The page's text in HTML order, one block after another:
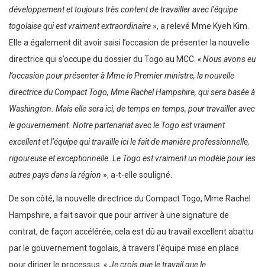
développement et toujours très content de travailler avec l’équipe
togolaise qui est vraiment extraordinaire », a relevé Mme Kyeh Kim.
Elle a également dit avoir saisi l’occasion de présenter la nouvelle
directrice qui s’occupe du dossier du Togo au MCC. « Nous avons eu
l’occasion pour présenter à Mme le Premier ministre, la nouvelle
directrice du Compact Togo, Mme Rachel Hampshire, qui sera basée à
Washington. Mais elle sera ici, de temps en temps, pour travailler avec
le gouvernement. Notre partenariat avec le Togo est vraiment
excellent et l’équipe qui travaille ici le fait de manière professionnelle,
rigoureuse et exceptionnelle. Le Togo est vraiment un modèle pour les
autres pays dans la région », a-t-elle souligné.
De son côté, la nouvelle directrice du Compact Togo, Mme Rachel
Hampshire, a fait savoir que pour arriver à une signature de
contrat, de façon accélérée, cela est dû au travail excellent abattu
par le gouvernement togolais, à travers l’équipe mise en place
pour diriger le processus. « Je crois que le travail que le